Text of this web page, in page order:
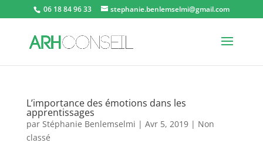
06 18 84 96 33 stephanie.benlemselmi@gmail.com
L’importance des émotions dans les
apprentissages
par Stéphanie Benlemselmi | Avr 5, 2019| Non
classé